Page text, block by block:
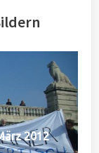
2012